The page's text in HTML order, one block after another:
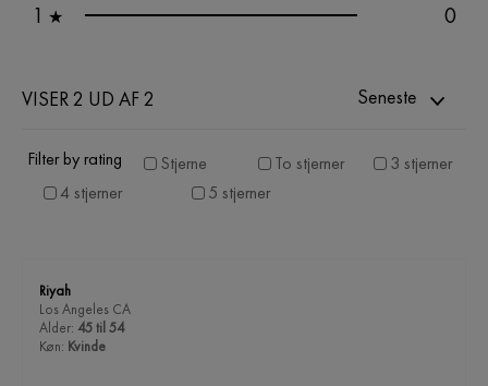
1 ★ 0
VISER 2 UD AF 2 Seneste
Filter by rating Stjerne To stjerner
3 stjerner
4 stjerner
5 stjerner
Riyah
Los Angeles CA
Alder: 45 til 54
Køn: Kvinde